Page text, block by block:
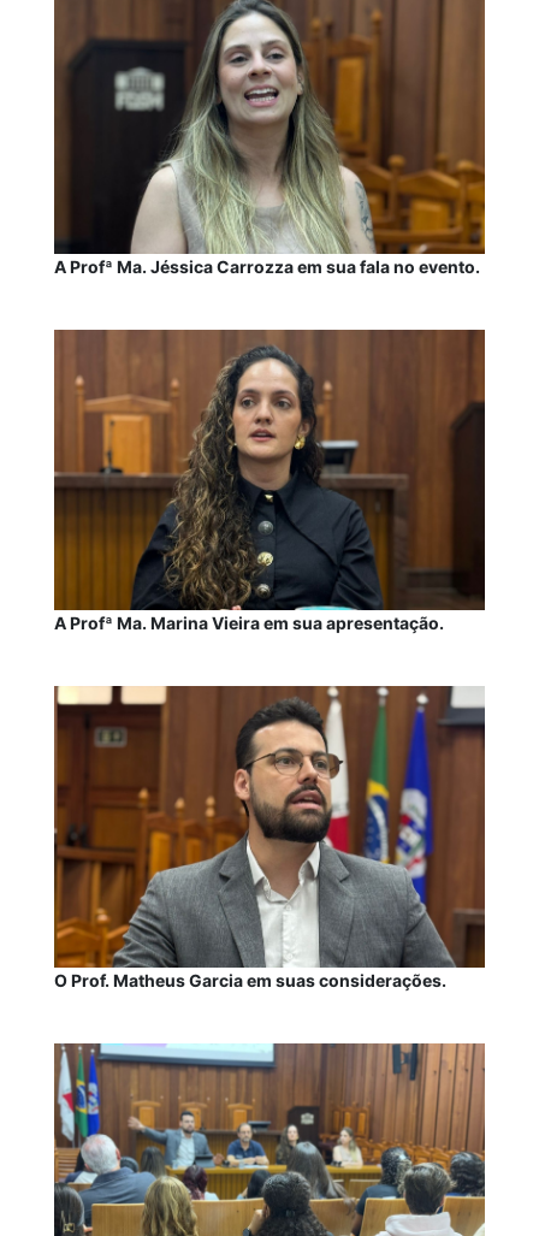
A Profª Ma. Jéssica Carrozza em sua fala no evento.
A Profª Ma. Marina Vieira em sua apresentação.
O Prof. Matheus Garcia em suas considerações.